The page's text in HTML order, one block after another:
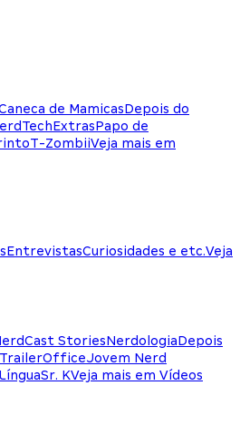
de MamicasDepois do
ExtrasPapo de
T-ZombiiVeja mais em
EntrevistasCuriosidades e etc.Veja
StoriesNerdologiaDepois
TrailerOfficeJovem Nerd
Sr. KVeja mais em Vídeos